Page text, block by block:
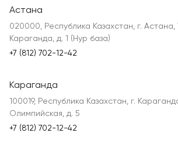
Астана
020000, Республика Казахстан, г.
Караганда, д. 1 (Нур база)
+7 (812) 702-12-42
Караганда
100019, Республика Казахстан, г.
Олимпийская, д. 5
+7 (812) 702-12-42